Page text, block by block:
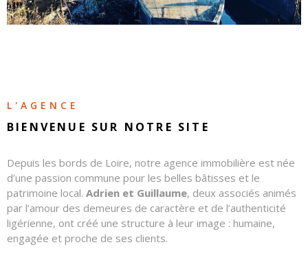
L'AGENCE
BIENVENUE SUR NOTRE SITE
Depuis les bords de Loire, notre agence immobilière est née
d’une passion commune pour les belles bâtisses et le
patrimoine local. Adrien et Guillaume, deux associés animés
par l’amour des demeures de caractère et de l’authenticité
ligérienne, ont créé une structure à leur image : humaine,
engagée et proche de ses clients.